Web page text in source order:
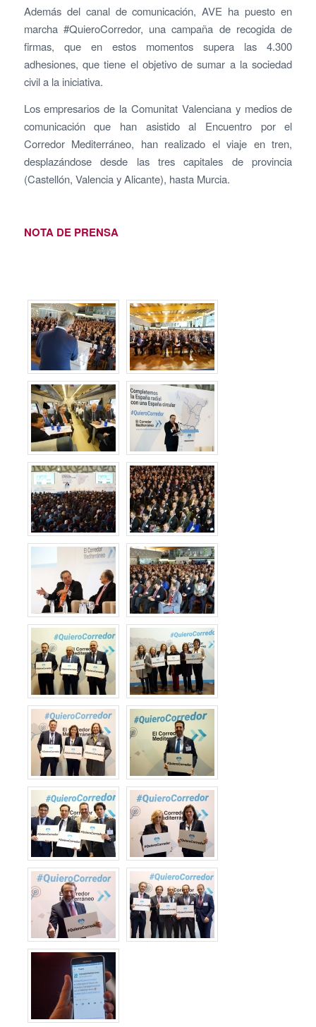
Además del canal de comunicación, AVE ha puesto en
marcha #QuieroCorredor, una campaña de recogida de
firmas, que en estos momentos supera las 4.300
adhesiones, que tiene el objetivo de sumar a la sociedad
civil a la iniciativa.
Los empresarios de la Comunitat Valenciana y medios de
comunicación que han asistido al Encuentro por el
Corredor Mediterráneo, han realizado el viaje en tren,
desplazándose desde las tres capitales de provincia
(Castellón, Valencia y Alicante), hasta Murcia.
NOTA DE PRENSA